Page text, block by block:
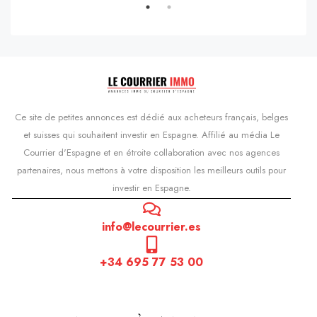
Ce site de petites annonces est dédié aux acheteurs français, belges
et suisses qui souhaitent investir en Espagne. Affilié au média Le
Courrier d'Espagne et en étroite collaboration avec nos agences
partenaires, nous mettons à votre disposition les meilleurs outils pour
investir en Espagne.
info@lecourrier.es
+34 695 77 53 00